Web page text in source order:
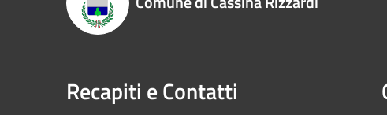
Recapiti e Contatti